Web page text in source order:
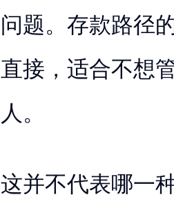
问题。存款路径
直接，适合不想
人。
这并不代表哪一